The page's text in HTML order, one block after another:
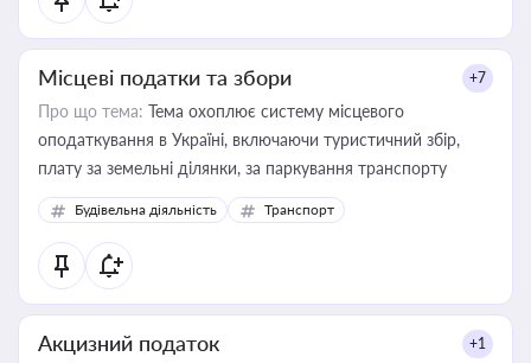
Місцеві податки та збори +7
Про що тема: Тема охоплює систему місцевого
оподаткування в Україні, включаючи туристичний збір,
плату за земельні ділянки, за паркування транспорту
Будівельна діяльність Транспорт
Акцизний податок +1